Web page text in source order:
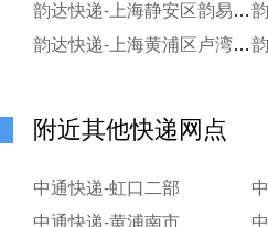
韵达快递-上海静安区韵易服务部
韵达快递-上海黄浦区卢湾新天地
附近其他快递网点
中通快递-虹口二部
中通快递-黄浦南市